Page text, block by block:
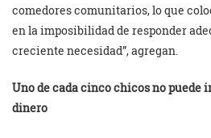
comedores comunitarios, lo que
en la imposibilidad de responder
creciente necesidad”, agregan.
Uno de cada cinco chicos no puede
dinero